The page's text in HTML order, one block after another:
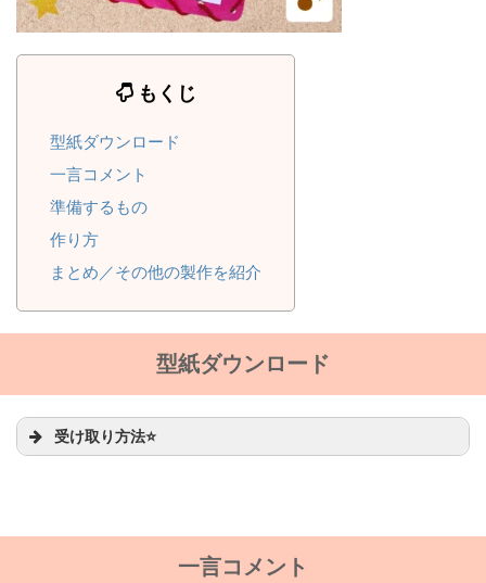
もくじ
型紙ダウンロード
一言コメント
準備するもの
作り方
まとめ／その他の製作を紹介
型紙ダウンロード
受け取り方法⭐
一言コメント